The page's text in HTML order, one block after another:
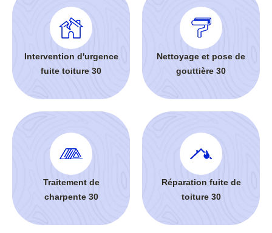
Intervention d'urgence
fuite toiture 30
Nettoyage et pose de
gouttière 30
Traitement de
charpente 30
Réparation fuite de
toiture 30